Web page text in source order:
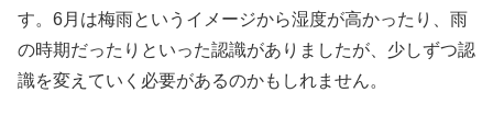
す。6月は梅雨というイメージから湿度が高かったり、雨
の時期だったりといった認識がありましたが、少しずつ認
識を変えていく必要があるのかもしれません。